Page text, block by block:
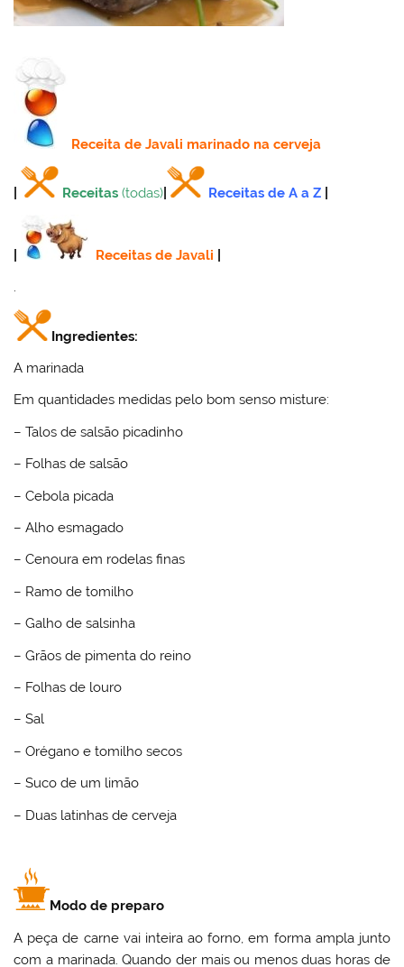
Receitade Javali marinado na cerveja
Receitas (todas) Receitas de A a Z
Receitas de Javali
.
Ingredientes:
A marinada
Em quantidades medidas pelo bom senso misture:
– Talos de salsão picadinho
– Folhas de salsão
– Cebola picada
– Alho esmagado
– Cenoura em rodelas finas
– Ramo de tomilho
– Galho de salsinha
– Grãos de pimenta do reino
– Folhas de louro
– Sal
– Orégano e tomilho secos
– Suco de um limão
– Duas latinhas de cerveja
Modo de preparo
A peça de carne vai inteira ao forno, em forma ampla junto
com a marinada. Quando der mais ou menos duas horas de